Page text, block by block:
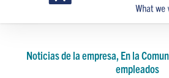
Noticias de la empresa, En la
empleados